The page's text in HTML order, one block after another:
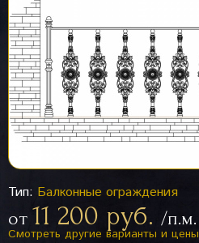
Тип: Балконные ограждения
от 11 200 руб. /п.м.
Смотреть другие варианты и цены